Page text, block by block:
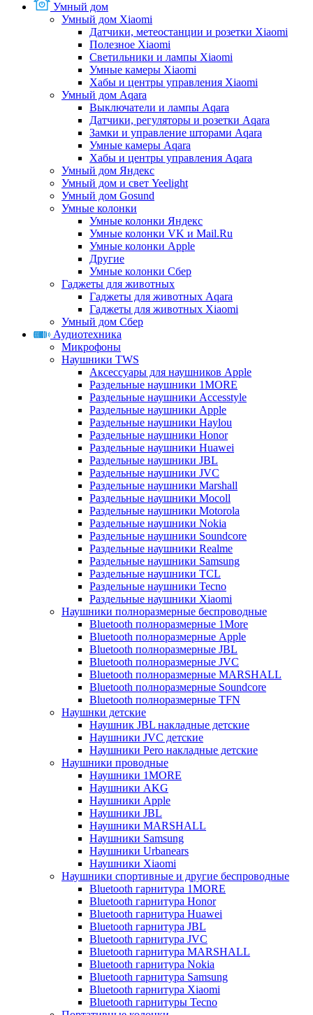
Умный дом
Умный дом Xiaomi
Датчики, метеостанции и розетки Xiaomi
Полезное Xiaomi
Светильники и лампы Xiaomi
Умные камеры Xiaomi
Хабы и центры управления Xiaomi
Умный дом Aqara
Выключатели и лампы Aqara
Датчики, регуляторы и розетки Aqara
Замки и управление шторами Aqara
Умные камеры Aqara
Хабы и центры управления Aqara
Умный дом Яндекс
Умный дом и свет Yeelight
Умный дом Gosund
Умные колонки
Умные колонки Яндекс
Умные колонки VK и Mail.Ru
Умные колонки Apple
Другие
Умные колонки Сбер
Гаджеты для животных
Гаджеты для животных Aqara
Гаджеты для животных Xiaomi
Умный дом Сбер
Аудиотехника
Микрофоны
Наушники TWS
Аксессуары для наушников Apple
Раздельные наушники 1MORE
Раздельные наушники Accesstyle
Раздельные наушники Apple
Раздельные наушники Haylou
Раздельные наушники Honor
Раздельные наушники Huawei
Раздельные наушники JBL
Раздельные наушники JVC
Раздельные наушники Marshall
Раздельные наушники Mocoll
Раздельные наушники Motorola
Раздельные наушники Nokia
Раздельные наушники Soundcore
Раздельные наушники Realme
Раздельные наушники Samsung
Раздельные наушники TCL
Раздельные наушники Tecno
Раздельные наушники Xiaomi
Наушники полноразмерные беспроводные
Bluetooth полноразмерные 1More
Bluetooth полноразмерные Apple
Bluetooth полноразмерные JBL
Bluetooth полноразмерные JVC
Bluetooth полноразмерные MARSHALL
Bluetooth полноразмерные Soundcore
Bluetooth полноразмерные TFN
Наушнки детские
Наушник JBL накладные детские
Наушники JVC детские
Наушники Pero накладные детские
Наушники проводные
Наушники 1MORE
Наушники AKG
Наушники Apple
Наушники JBL
Наушники MARSHALL
Наушники Samsung
Наушники Urbanears
Наушники Xiaomi
Наушники спортивные и другие беспроводные
Bluetooth гарнитура 1MORE
Bluetooth гарнитура Honor
Bluetooth гарнитура Huawei
Bluetooth гарнитура JBL
Bluetooth гарнитура JVC
Bluetooth гарнитура MARSHALL
Bluetooth гарнитура Nokia
Bluetooth гарнитура Samsung
Bluetooth гарнитура Xiaomi
Bluetooth гарнитуры Tecno